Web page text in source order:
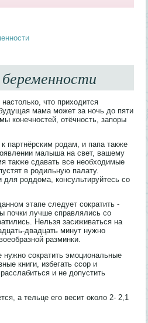
беременности
что приходится
мама может за ночь до пяти
конечностей, отёчность, запоры
партнёрским родам, и папа также
малыша на свет, вашему
также сдавать все необходимые
в родильную палату.
для роддома, консультируйтесь со
этапе следует сократить -
почки лучше справлялись со
Нельзя засиживаться на
двадцать минут нужно
разминки.
нужно сократить эмоциональные
книги, избегать ссор и
и не допустить
а тельце его весит около 2- 2,1